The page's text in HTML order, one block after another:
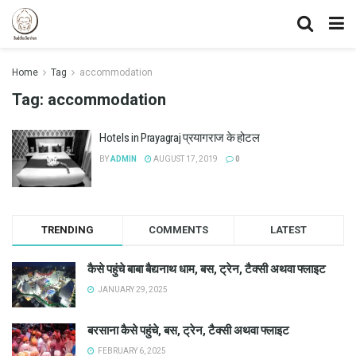
Home Tag accommodation
Tag: accommodation
Hotels in Prayagraj प्रयागराज के होटल
BYADMIN AUGUST 17, 2019 0
TRENDING COMMENTS LATEST
कैसे पहुंचे बाबा बैद्यनाथ धाम, बस, ट्रेन, टैक्सी अथवा फ्लाइट
JANUARY 29, 2025
बरसाना कैसे पहुंचे, बस, ट्रेन, टैक्सी अथवा फ्लाइट
FEBRUARY 6, 2025